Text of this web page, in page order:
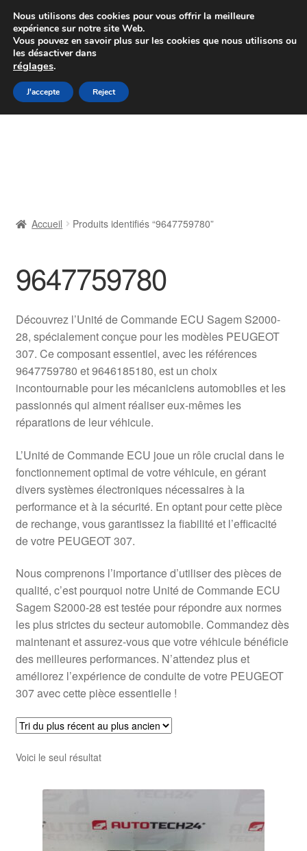
Colissimo livraison à partir de 7 EUR
Du lundi au vendredi de 9 h à 16 h
Aller
à
Aller
au
Livraison
Livraison internationale
Mon compte
Paiements
Panier
Plainte
Politique de confidentialité
Procédure de Réclamation
Termes et conditions
Accueil Produits identifiés “9647759780”
9647759780
Découvrez l’Unité de Commande ECU Sagem S2000-
28, spécialement conçue pour les modèles PEUGEOT
307. Ce composant essentiel, avec les références
9647759780 et 9646185180, est un choix
incontournable pour les mécaniciens automobiles et les
passionnés qui aiment réaliser eux-mêmes les
réparations de leur véhicule.
L’Unité de Commande ECU joue un rôle crucial dans le
fonctionnement optimal de votre véhicule, en gérant
divers systèmes électroniques nécessaires à la
performance et à la sécurité. En optant pour cette pièce
de rechange, vous garantissez la fiabilité et l’efficacité
de votre PEUGEOT 307.
Nous comprenons l’importance d’utiliser des pièces de
qualité, c’est pourquoi notre Unité de Commande ECU
Sagem S2000-28 est testée pour répondre aux normes
les plus strictes du secteur automobile. Commandez dès
maintenant et assurez-vous que votre véhicule bénéficie
des meilleures performances. N’attendez plus et
améliorez l’expérience de conduite de votre PEUGEOT
307 avec cette pièce essentielle !
Voici le seul résultat
Nous utilisons des cookies pour vous offrir la meilleure
expérience sur notre site Web.
Vous pouvez en savoir plus sur les cookies que nous utilisons ou
les désactiver dans
réglages.
J'accepte Reject